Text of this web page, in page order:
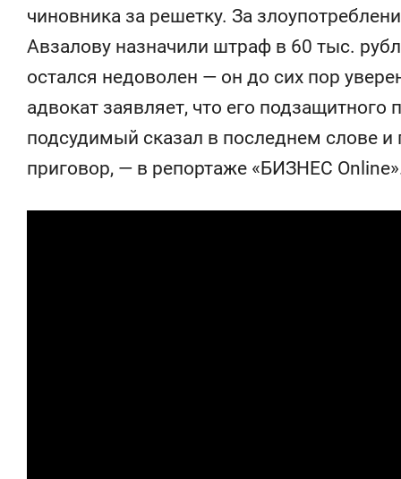
чиновника за решетку. За
Авзалову назначили штраф в 60 тыс.
остался недоволен — он до сих пор
адвокат заявляет, что его подзащитного
подсудимый сказал в последнем слове и
приговор, — в репортаже «БИЗНЕС